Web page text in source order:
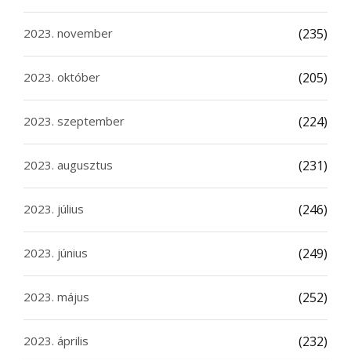
2023. november (235)
2023. október (205)
2023. szeptember (224)
2023. augusztus (231)
2023. július (246)
2023. június (249)
2023. május (252)
2023. április (232)